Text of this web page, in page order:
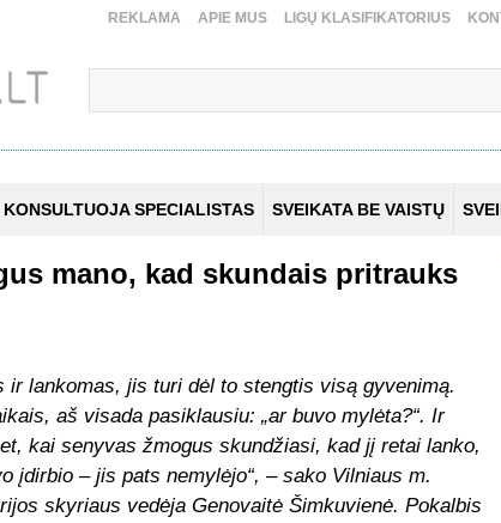
REKLAMA APIE MUS LIGŲ KLASIFIKATORIUS
KONSULTUOJA SPECIALISTAS SVEIKATA BE VAISTŲ
mano, kad skundais pritrauks
ir lankomas, jis turi dėl to stengtis visą gyvenimą.
aš visada pasiklausiu: „ar buvo mylėta?“. Ir
kai senyvas žmogus skundžiasi, kad jį retai lanko,
įdirbio – jis pats nemylėjo“, – sako Vilniaus m.
skyriaus vedėja Genovaitė Šimkuvienė. Pokalbis